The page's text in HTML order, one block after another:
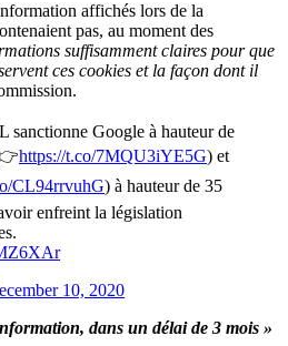
affichés lors de la
pas, au moment des
suffisamment claires pour que
ces cookies et la façon dont il
sanctionne Google à hauteur de
https://t.co/7MQU3iYE5G) et
CL94rrvuhG) à hauteur de 35
enfreint la législation
10, 2020
dans un délai de 3 mois »